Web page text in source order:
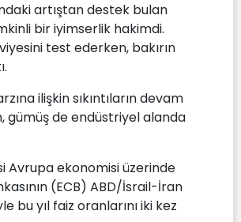
artıştan destek bulan
bir iyimserlik hakimdi.
test ederken, bakırın
ilişkin sıkıntıların devam
gümüş de endüstriyel alanda
Avrupa ekonomisi üzerinde
(ECB) ABD/İsrail-İran
bu yıl faiz oranlarını iki kez